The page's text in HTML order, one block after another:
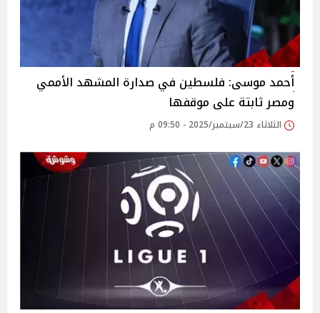
أحمد موسى: فلسطين في صدارة المشهد الأممي
ومصر ثابتة على موقفها
الثلاثاء 23/سبتمبر/2025 - 09:50 م